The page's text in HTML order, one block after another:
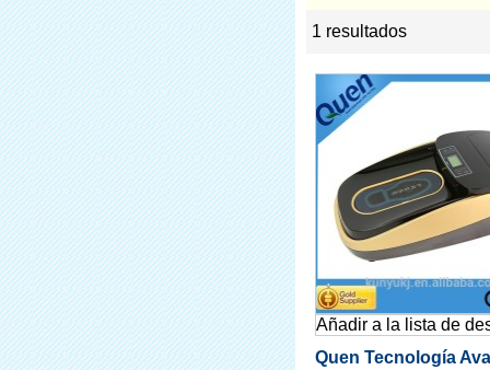
1 resultados
Añadir a la lista de
Quen Tecnología